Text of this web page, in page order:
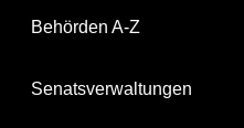
Behörden A-Z
Senatsverwaltungen